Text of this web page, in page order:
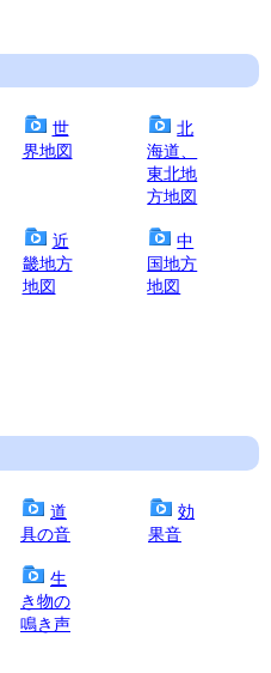
世
界地図
北
海道、
東北地
方地図
近
畿地方
地図
中
国地方
地図
道
具の音
効
果音
生
き物の
鳴き声